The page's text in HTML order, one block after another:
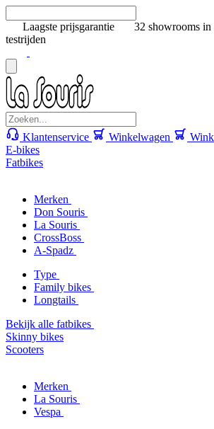
Laagste prijsgarantie 32 showrooms
testrijden
Klantenservice Winkelwagen
E-bikes
Fatbikes
Merken
Don Souris
La Souris
CrossBoss
A-Spadz
Type
Family bikes
Longtails
Bekijk alle fatbikes
Skinny bikes
Scooters
Merken
La Souris
Vespa